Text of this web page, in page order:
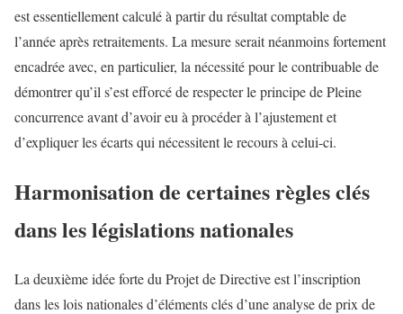
est essentiellement calculé à partir du résultat comptable de
l’année après retraitements. La mesure serait néanmoins fortement
encadrée avec, en particulier, la nécessité pour le contribuable de
démontrer qu’il s’est efforcé de respecter le principe de Pleine
concurrence avant d’avoir eu à procéder à l’ajustement et
d’expliquer les écarts qui nécessitent le recours à celui-ci.
Harmonisation de certaines règles clés
dans les législations nationales
La deuxième idée forte du Projet de Directive est l’inscription
dans les lois nationales d’éléments clés d’une analyse de prix de